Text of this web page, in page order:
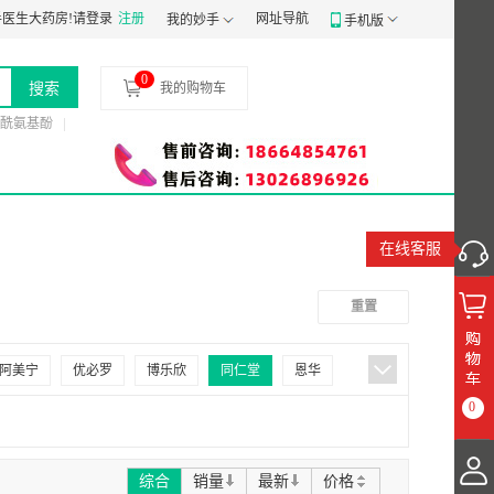
营备案凭证：粤穗食药监械经营备20191807号 食品经营许可证：
生大药房!请登录 注册 我的妙手 网址导航 手机版
搜索
氨基酚
在线客服
0
0
我的购物车
重置
阿美宁 优必罗 博乐欣 同仁堂 恩华
综合 销量 最新 价格